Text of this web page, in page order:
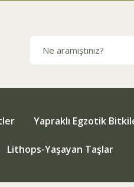
Yapraklı Egzotik
Lithops-Yaşayan Taşlar